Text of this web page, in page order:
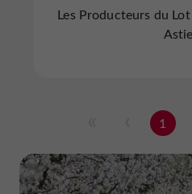
Les Producteurs du
1